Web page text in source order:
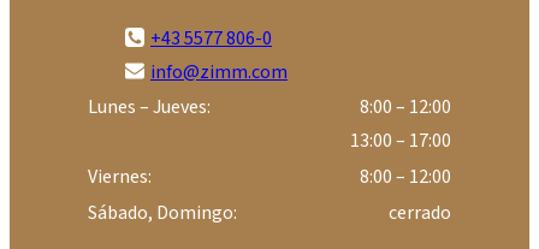
+43 5577 806-0
info@zimm.com
Lunes – Jueves:
8:00 – 12:00
13:00 – 17:00
Viernes:
8:00 – 12:00
Sábado, Domingo:
cerrado